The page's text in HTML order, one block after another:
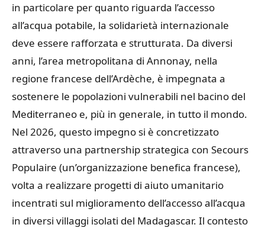
in particolare per quanto riguarda l’accesso
all’acqua potabile, la solidarietà internazionale
deve essere rafforzata e strutturata. Da diversi
anni, l’area metropolitana di Annonay, nella
regione francese dell’Ardèche, è impegnata a
sostenere le popolazioni vulnerabili nel bacino del
Mediterraneo e, più in generale, in tutto il mondo.
Nel 2026, questo impegno si è concretizzato
attraverso una partnership strategica con Secours
Populaire (un’organizzazione benefica francese),
volta a realizzare progetti di aiuto umanitario
incentrati sul miglioramento dell’accesso all’acqua
in diversi villaggi isolati del Madagascar. Il contesto